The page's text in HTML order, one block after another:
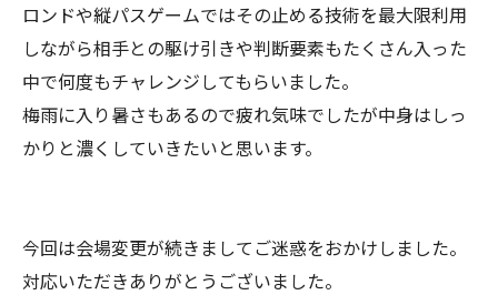
ロンドや縦パスゲームではその止める技術を最大限利用
しながら相手との駆け引きや判断要素もたくさん入った
中で何度もチャレンジしてもらいました。
梅雨に入り暑さもあるので疲れ気味でしたが中身はしっ
かりと濃くしていきたいと思います。
今回は会場変更が続きましてご迷惑をおかけしました。
対応いただきありがとうございました。